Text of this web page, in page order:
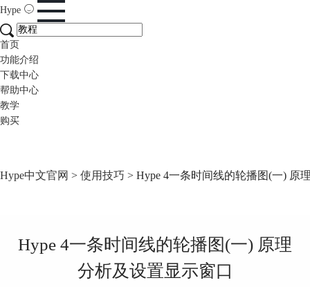
Hype
首页
功能介绍
下载中心
帮助中心
教学
购买
Hype中文官网 > 使用技巧 > Hype 4一条时间线的轮播图(一) 原
Hype 4一条时间线的轮播图(一) 原理
分析及设置显示窗口